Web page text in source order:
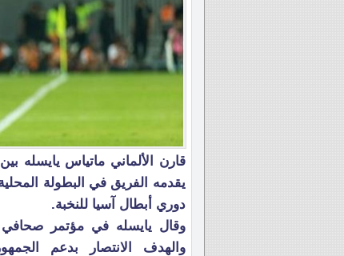
قارن الألماني ماتياس يايسله
دوري أبطال آسيا للنخبة.
وقال يايسله في مؤتمر صحافي
والهدف الانتصار بدعم